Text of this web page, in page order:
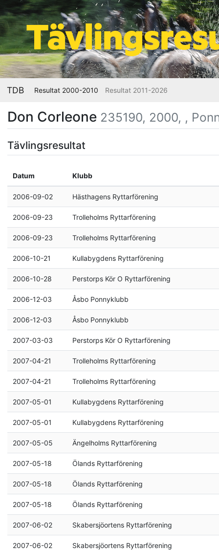
TDB Resultat 2000-2010 Resultat 2011-2026
Don Corleone 235190, 2000, ,
Tävlingsresultat
Datum Klubb
2006-09-02 Hästhagens Ryttarförening
2006-09-23 Trolleholms Ryttarförening
2006-09-23 Trolleholms Ryttarförening
2006-10-21 Kullabygdens Ryttarförening
2006-10-28 Perstorps Kör O Ryttarförening
2006-12-03 Åsbo Ponnyklubb
2006-12-03 Åsbo Ponnyklubb
2007-03-03 Perstorps Kör O Ryttarförening
2007-04-21 Trolleholms Ryttarförening
2007-04-21 Trolleholms Ryttarförening
2007-05-01 Kullabygdens Ryttarförening
2007-05-01 Kullabygdens Ryttarförening
2007-05-05 Ängelholms Ryttarförening
2007-05-18 Ölands Ryttarförening
2007-05-18 Ölands Ryttarförening
2007-05-18 Ölands Ryttarförening
2007-06-02 Skabersjöortens Ryttarförening
2007-06-02 Skabersjöortens Ryttarförening